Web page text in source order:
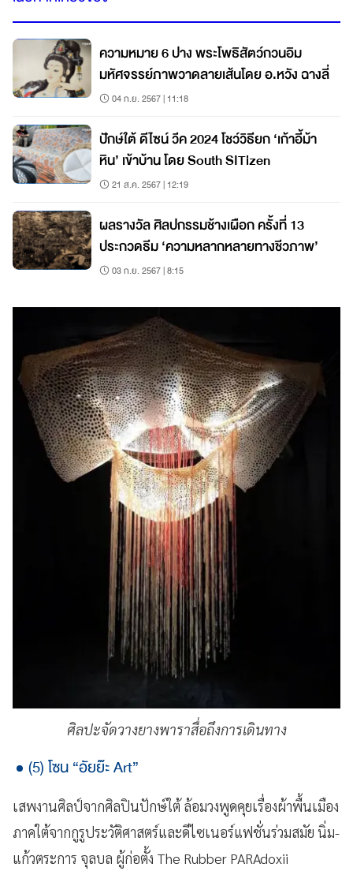
ความหมาย 6 ปาง พระโพธิสัตว์กวนอิม
มหัศจรรย์ภาพวาดลายเส้นโดย อ.หวัง ฉางลี่
04 ก.ย. 2567 | 11:18
ปักษ์ใต้ ดีไซน์ วีค 2024 โชว์วิธียก ‘เก้าอี้ม้า
หิน’ เข้าบ้าน โดย South SITizen
21 ส.ค. 2567 | 12:19
ผลรางวัล ศิลปกรรมช้างเผือก ครั้งที่ 13
ประกวดธีม ‘ความหลากหลายทางชีวภาพ’
03 ก.ย. 2567 | 8:15
ศิลปะจัดวางยางพาราสื่อถึงการเดินทาง
(5) โซน “อัยย๊ะ Art”
เสพงานศิลป์จากศิลปินปักษ์ใต้ ล้อมวงพูดคุยเรื่องผ้าพื้นเมือง
ภาคใต้จากกูรูประวัติศาสตร์และดีไซเนอร์แฟชั่นร่วมสมัย นิ่ม-
แก้วตระการ จุลบล ผู้ก่อตั้ง The Rubber PARAdoxii